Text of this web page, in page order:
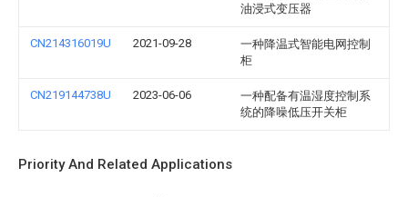
油浸式变压器
CN214316019U 2021-09-28
一种降温式智能电网控制
柜
CN219144738U 2023-06-06
一种配备有温湿度控制系
统的降噪低压开关柜
Priority And Related Applications